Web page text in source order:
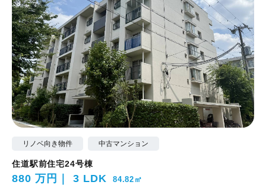
リノベ向き物件 中古マンション
住道駅前住宅24号棟
880 万円 3 LDK 84.82㎡